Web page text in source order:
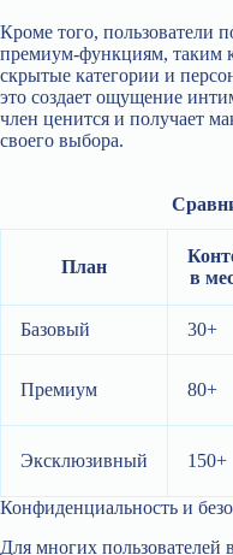
Кроме того, пользователи
премиум‑функциям, таким
скрытые категории и
это создает ощущение
член ценится и получает
своего выбора.
План
в
Базовый 30+
Премиум 80+
Эксклюзивный 150+
Конфиденциальность и
Для многих пользователей